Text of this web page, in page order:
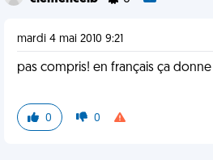
mardi 4 mai 2010 9:21
pas compris! en français ça
0 0